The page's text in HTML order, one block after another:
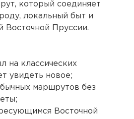
который соединяет
локальный быт и
Восточной Пруссии.
на классических
увидеть новое;
маршрутов без
Восточной